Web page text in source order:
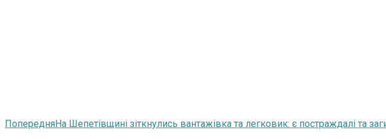
ПопередняНа Шепетівщині зіткнулись вантажівка та легковик: є постраждалі та